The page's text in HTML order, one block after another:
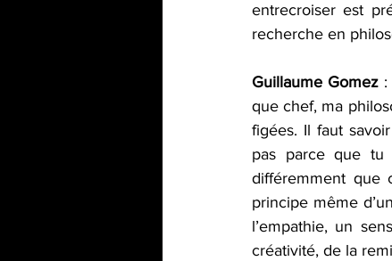
entrecroiser est
recherche en
Guillaume Gomez
que chef, ma
figées. Il faut
pas parce que tu
différemment que
principe même
l’empathie, un
créativité, de la